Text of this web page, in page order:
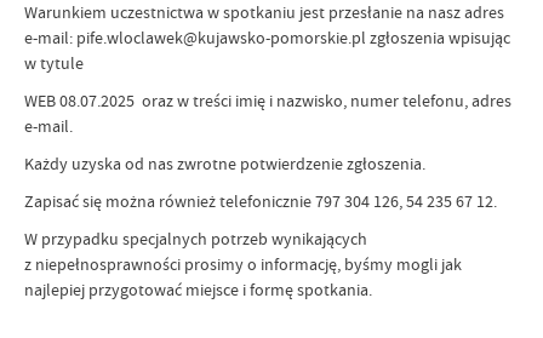
Warunkiem uczestnictwa w spotkaniu jest przesłanie na nasz adres
e-mail: pife.wloclawek@kujawsko-pomorskie.pl zgłoszenia wpisując
w tytule
WEB 08.07.2025 oraz w treści imię i nazwisko, numer telefonu, adres
e-mail.
Każdy uzyska od nas zwrotne potwierdzenie zgłoszenia.
Zapisać się można również telefonicznie 797 304 126, 54 235 67 12.
W przypadku specjalnych potrzeb wynikających
z niepełnosprawności prosimy o informację, byśmy mogli jak
najlepiej przygotować miejsce i formę spotkania.